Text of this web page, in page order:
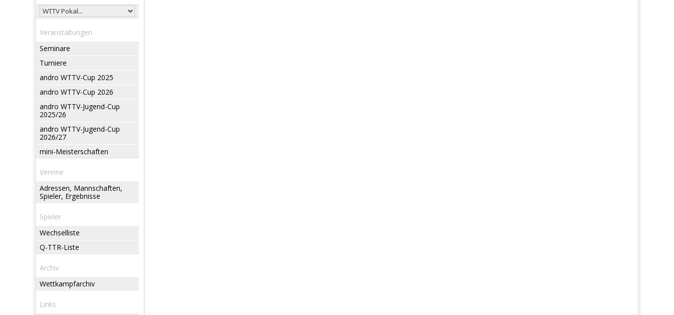
Veranstaltungen
Seminare
Turniere
andro WTTV-Cup 2025
andro WTTV-Cup 2026
andro WTTV-Jugend-Cup
2025/26
andro WTTV-Jugend-Cup
2026/27
mini-Meisterschaften
Vereine
Adressen, Mannschaften,
Spieler, Ergebnisse
Spieler
Wechselliste
Q-TTR-Liste
Archiv
Wettkampfarchiv
Links